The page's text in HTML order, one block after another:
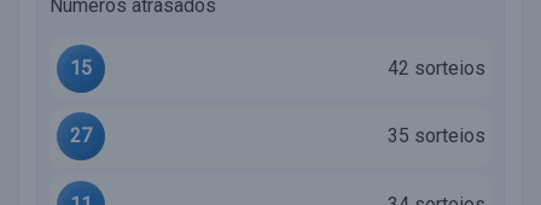
Números atrasados
15 42 sorteios
27 35 sorteios